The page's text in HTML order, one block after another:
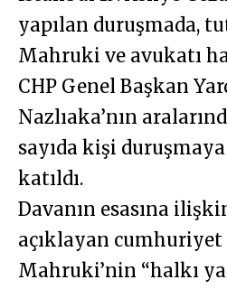
yapılan duruşmada,
Mahruki ve avukatı
CHP Genel Başkan
Nazlıaka’nın
sayıda kişi
katıldı.
Davanın esasına
açıklayan cumhuriyet
Mahruki’nin “halkı